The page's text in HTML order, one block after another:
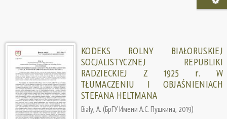
KODEKS ROLNY BIAŁORUSKIEJ
SOCJALISTYCZNEJ REPUBLIKI
RADZIECKIEJ Z 1925 r. W
TŁUMACZENIU I OBJAŚNIENIACH
STEFANA HELTMANA
Biały, A. (БрГУ Имени А.С. Пушкина, 2019)